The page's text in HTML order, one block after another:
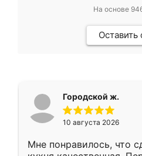
На основе
Оставить
Городской ж.
10 августа 2026
Мне понравилось, что